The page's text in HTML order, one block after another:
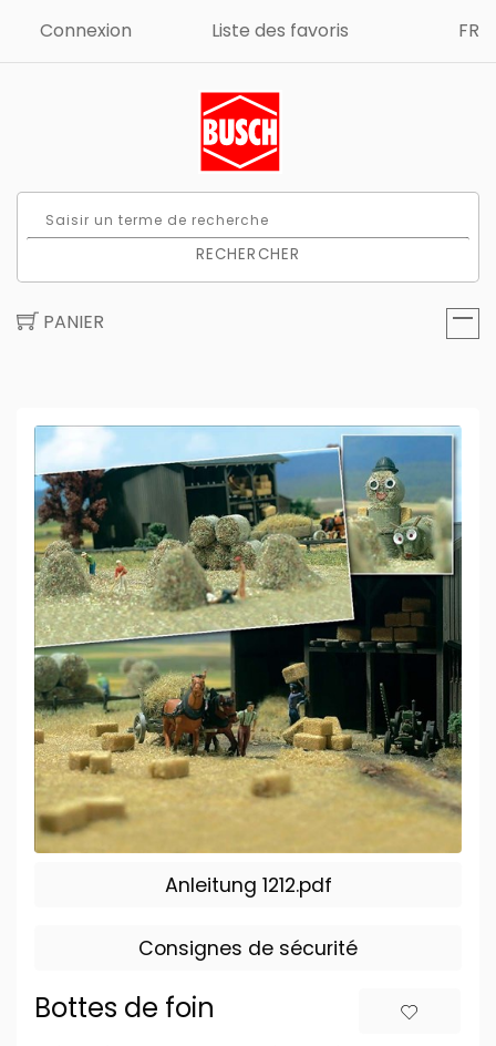
Connexion Liste des favoris FR
RECHERCHER
PANIER
Anleitung 1212.pdf
Consignes de sécurité
Bottes de foin